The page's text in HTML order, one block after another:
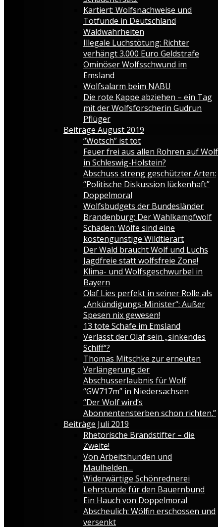
Kartiert: Wolfsnachweise und
Totfunde in Deutschland
Waldwahrheiten
Illegale Luchstötung: Richter
verhängt 3.000 Euro Geldstrafe
Ominöser Wolfsschwund im
Emsland
Wolfsalarm beim NABU
Die rote Kappe abziehen – ein Tag
mit der Wolfsforscherin Gudrun
Pflüger
Beiträge August 2019
“Wotsch” ist tot
Feuer frei aus allen Rohren auf Wolf
in Schleswig-Holstein?
Abschuss streng geschützter Arten:
“Politische Diskussion lückenhaft”
Doppelmoral
Wolfsbudgets der Bundesländer
Brandenburg: Der Wahlkampfwolf
Schäden: Wölfe sind eine
kostengünstige Wildtierart
Der Wald braucht Wolf und Luchs
Jagdfreie statt wolfsfreie Zone!
Klima- und Wolfsgeschwurbel in
Bayern
Olaf Lies perfekt in seiner Rolle als
„Ankündigungs-Minister“: Außer
Spesen nix gewesen!
13 tote Schafe im Emsland
Verlässt der Olaf sein „sinkendes
Schiff“?
Thomas Mitschke zur erneuten
Verlängerung der
Abschusserlaubnis für Wolf
“GW717m” in Niedersachsen
“Der Wolf wird’s
Abonnentensterben schon richten.”
Beiträge Juli 2019
Rhetorische Brandstifter – die
Zweite!
Von Arbeitshunden und
Maulhelden…
Widerwärtige Schönrednerei
Lehrstunde für den Bauernbund
Ein Hauch von Doppelmoral
Abscheulich: Wölfin erschossen und
versenkt